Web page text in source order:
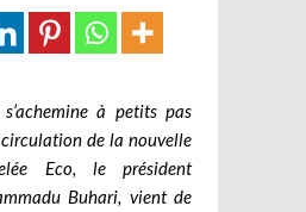
à petits pas
de la nouvelle
Eco, le président
Buhari, vient de